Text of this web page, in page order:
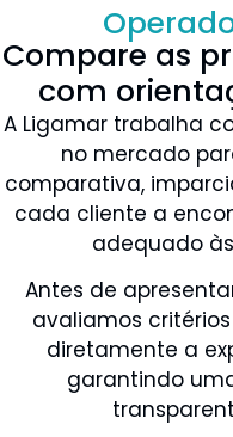
Compare as
com
A Ligamar trabalha
no mercado
comparativa,
cada cliente a
adequado
Antes de
avaliamos
diretamente a
garantindo